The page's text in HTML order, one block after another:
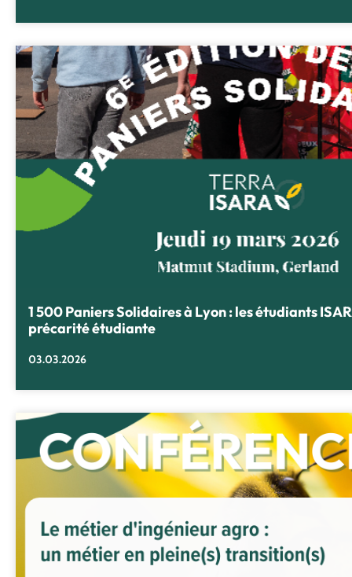
1 500 Paniers Solidaires à Lyon : les étudiants
précarité étudiante
03.03.2026